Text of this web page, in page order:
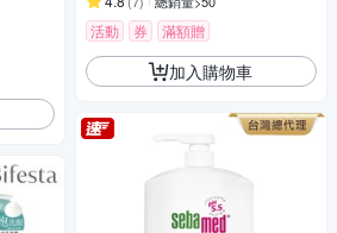
活動 券 滿額贈
加入購物車